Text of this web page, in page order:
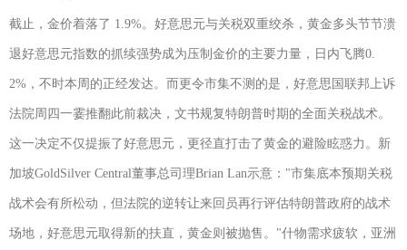
截止，金价着落了 1.9%。好意思元与关税双重绞杀，黄金多头节节溃
退好意思元指数的抓续强势成为压制金价的主要力量，日内飞腾0.
2%，不时本周的正经发达。而更令市集不测的是，好意思国联邦上诉
法院周四一霎推翻此前裁决，文书规复特朗普时期的全面关税战术。
这一决定不仅提振了好意思元，更径直打击了黄金的避险眩惑力。新
加坡GoldSilver Central董事总司理Brian Lan示意："市集底本预期关税
战术会有所松动，但法院的逆转让来回员再行评估特朗普政府的战术
场地，好意思元取得新的扶直，黄金则被抛售。"什物需求疲软，亚洲